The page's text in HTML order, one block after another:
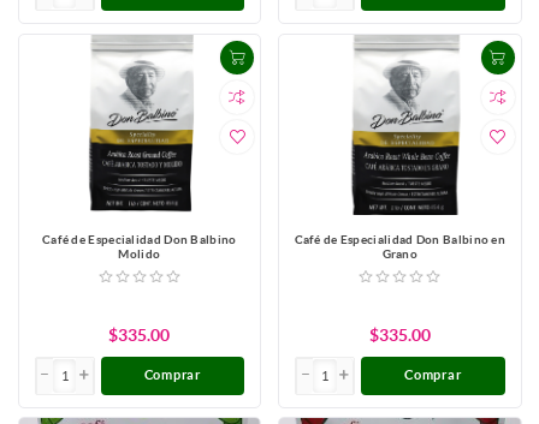
Café de Especialidad Don Balbino
Molido
$335.00
Comprar
Café de Especialidad Don Balbino en
Grano
$335.00
Comprar